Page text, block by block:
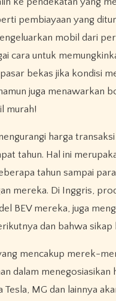
pembiayaan yang
mobil dari
cara untuk
bekas jika kondisi
juga menawarkan
murah!
harga
tahun. Hal ini
tahun sampai
mereka. Di Inggris,
BEV mereka, juga
dan bahwa sikap
mencakup merek-
dalam
MG dan lainnya